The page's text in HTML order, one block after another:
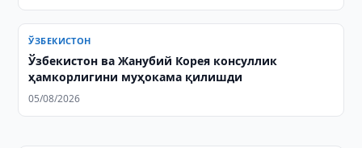
ЎЗБЕКИСТОН
Ўзбекистон ва Жанубий Корея консуллик
ҳамкорлигини муҳокама қилишди
05/08/2026